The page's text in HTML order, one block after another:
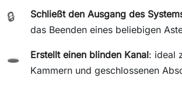
🔒 Schließt den Ausgang des
das Beenden eines beliebigen
🕳️ Erstellt einen blinden Kanal: ideal
Kammern und geschlossenen